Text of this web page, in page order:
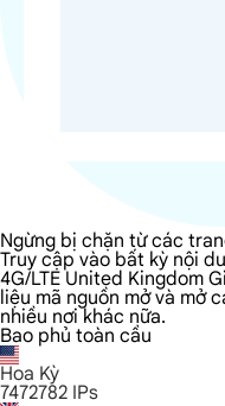
Ngừng bị chặn từ các
Truy cập vào bất kỳ nội
4G/LTE United Kingdom
liệu mã nguồn mở và mở
nhiều nơi khác nữa.
Bao phủ toàn cầu
Hoa Kỳ
7472782 IPs